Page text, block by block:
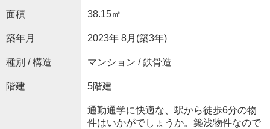
面積 38.15㎡
築年月 2023年 8月(築3年)
種別 / 構造 マンション / 鉄骨造
階建 5階建
通勤通学に快適な、駅から徒歩6分の物
件はいかがでしょうか。築浅物件なので